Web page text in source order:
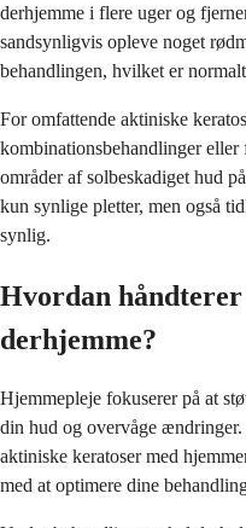
derhjemme i flere uger og
sandsynligvis opleve noget
behandlingen, hvilket er
For omfattende aktiniske
kombinationsbehandlinger eller
områder af solbeskadiget hud
kun synlige pletter, men også
synlig.
Hvordan
derhjemme?
Hjemmepleje fokuserer på at
din hud og overvåge
aktiniske keratoser med
med at optimere dine